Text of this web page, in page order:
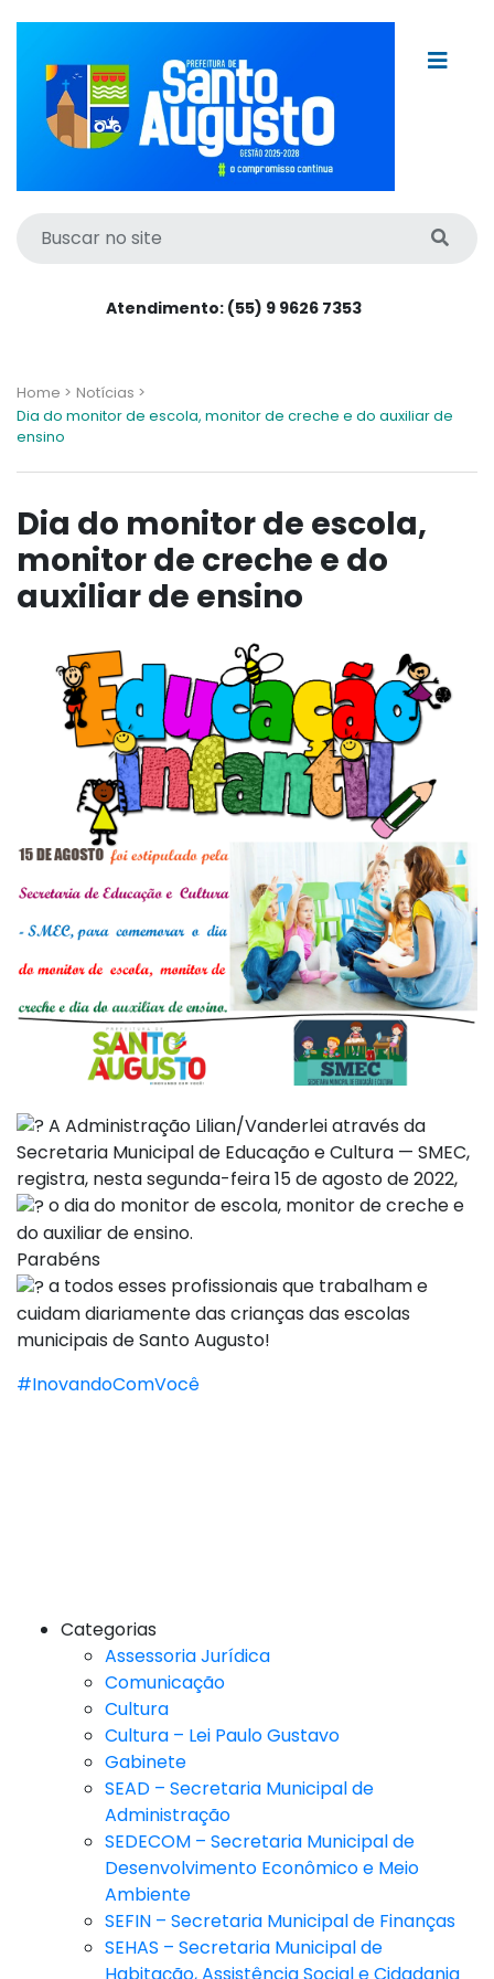
Atendimento: (55) 9 9626 7353
Home > Notícias >
Dia do monitor de escola, monitor de creche e do auxiliar de
ensino
Dia do monitor de escola,
monitor de creche e do
auxiliar de ensino
A Administração Lilian/Vanderlei através da
Secretaria Municipal de Educação e Cultura — SMEC,
registra, nesta segunda-feira 15 de agosto de 2022,
o dia do monitor de escola, monitor de creche e
do auxiliar de ensino.
Parabéns
a todos esses profissionais que trabalham e
cuidam diariamente das crianças das escolas
municipais de Santo Augusto!
#InovandoComVocê
Categorias
Assessoria Jurídica
Comunicação
Cultura
Cultura – Lei Paulo Gustavo
Gabinete
SEAD – Secretaria Municipal de
Administração
SEDECOM – Secretaria Municipal de
Desenvolvimento Econômico e Meio
Ambiente
SEFIN – Secretaria Municipal de Finanças
SEHAS – Secretaria Municipal de
Habitação, Assistência Social e Cidadania